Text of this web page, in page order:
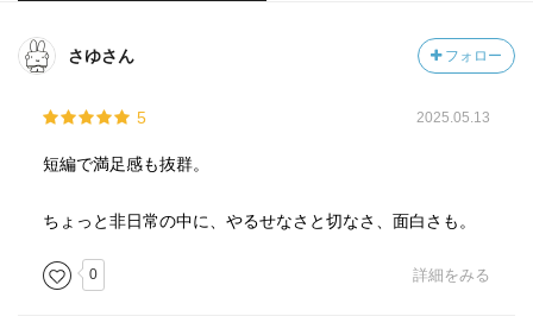
さゆさん フォロー
5 2025.05.13
短編で満足感も抜群。
ちょっと非日常の中に、やるせなさと切なさ、面白さも。
0 詳細をみる